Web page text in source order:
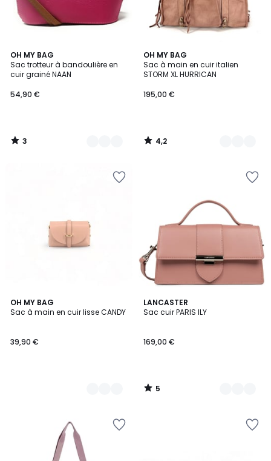
OH MY BAG
Sac trotteur à bandoulière en
cuir grainé NAAN
54,90 €
3
/
5
10
Couleurs
3
/
OH MY BAG
Sac à main en cuir italien
STORM XL HURRICAN
195,00 €
4,2
/ 5
9
Couleurs
4,2
/
OH MY BAG
Sac à main en cuir lisse CANDY
39,90 €
9
Couleurs
LANCASTER
Sac cuir PARIS ILY
169,00 €
5
/
27
Couleurs
5
/